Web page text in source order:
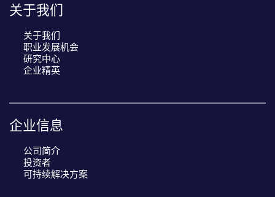
关于我们
关于我们
职业发展机会
研究中心
企业精英
企业信息
公司简介
投资者
可持续解决方案